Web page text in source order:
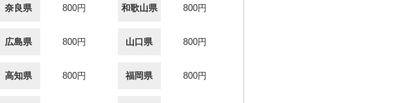
奈良県 800円 和歌山県 800円
広島県 800円 山口県 800円
高知県 800円 福岡県 800円